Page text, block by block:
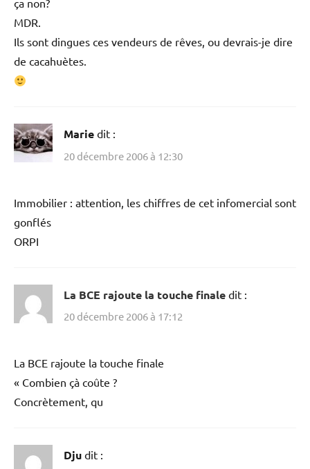
ça non?
MDR.
Ils sont dingues ces vendeurs de rêves, ou devrais-je dire
de cacahuètes.
Marie dit :
20 décembre 2006 à 12:30
Immobilier : attention, les chiffres de cet infomercial sont
gonflés
ORPI
La BCE rajoute la touche finale dit :
20 décembre 2006 à 17:12
La BCE rajoute la touche finale
« Combien çà coûte ?
Concrètement, qu
Dju dit :